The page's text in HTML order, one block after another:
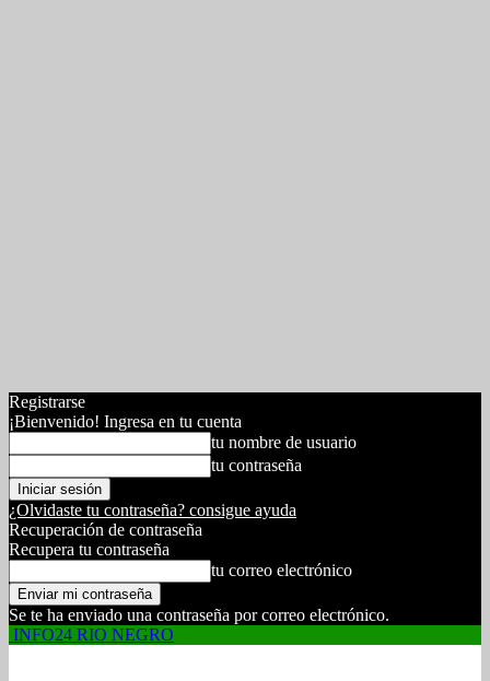
Registrarse
¡Bienvenido! Ingresa en tu cuenta
tu nombre de usuario
tu contraseña
¿Olvidaste tu contraseña? consigue ayuda
Recuperación de contraseña
Recupera tu contraseña
tu correo electrónico
Se te ha enviado una contraseña por correo electrónico.
INFO24 RIO NEGRO